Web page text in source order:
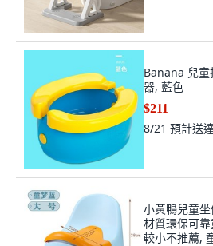
Banana 兒童
器, 藍色
$211
8/21 預計送達
小黃鴨兒童
材質環保可
較小不推薦,